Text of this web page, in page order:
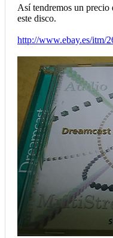
Así tendremos un precio
este disco.
http://www.ebay.es/itm/